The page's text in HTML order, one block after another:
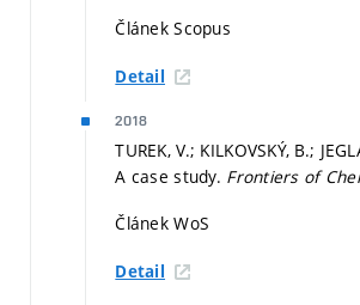
Článek Scopus
Detail
2018
TUREK, V.; KILKOVSKÝ, B.;
A case study. Frontiers of
Článek WoS
Detail